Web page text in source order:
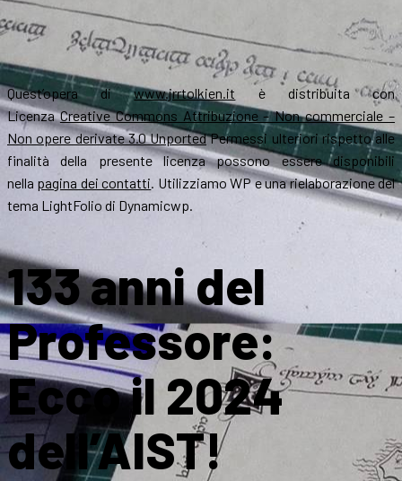
Quest’opera diwww.jrrtolkien.it è distribuita con
LicenzaCreative Commons Attribuzione – Non commerciale –
Non opere derivate 3.0 UnportedPermessi ulteriori rispetto alle
finalità della presente licenza possono essere disponibili
nella pagina dei contatti. Utilizziamo WP e una rielaborazione del
tema LightFolio di Dynamicwp.
133 anni del
Professore:
Ecco il 2024
dell’AIST!